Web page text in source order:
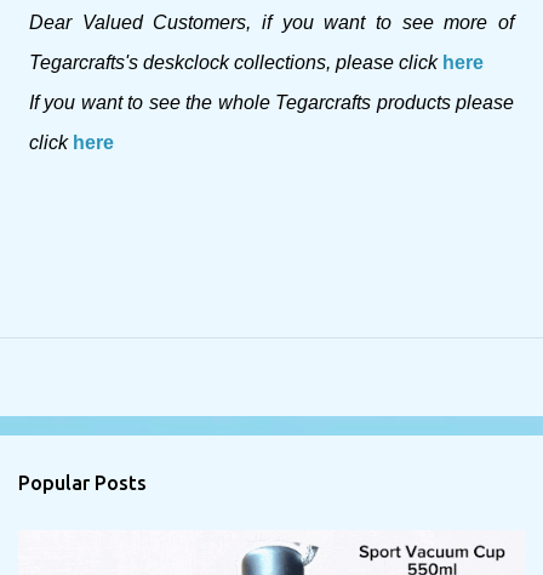
Dear Valued Customers, if you want to see more of
Tegarcrafts's deskclock collections, please click here
If you want to see the whole Tegarcrafts products please
click here
Popular Posts